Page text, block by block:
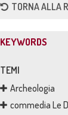
TORNA ALLA
KEYWORDS
TEMI
Archeologia
commedia Le